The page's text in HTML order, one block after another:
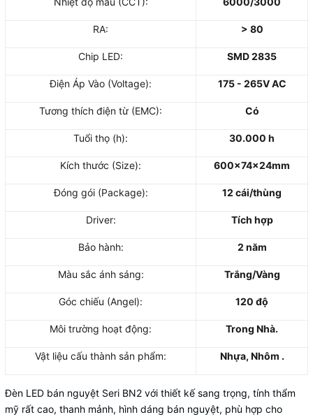
RA: > 80
Chip LED: SMD 2835
Điện Áp Vào (Voltage): 175 - 265V AC
Tương thích điện từ (EMC): Có
Tuổi thọ (h): 30.000 h
Kích thước (Size): 600x74x24mm
Đóng gói (Package): 12 cái/thùng
Driver: Tích hợp
Bảo hành: 2 năm
Màu sắc ánh sáng: Trắng/Vàng
Góc chiếu (Angel): 120 độ
Môi trường hoạt động: Trong Nhà.
Vật liệu cấu thành sản phẩm: Nhựa, Nhôm .
Đèn LED bán nguyệt Seri BN2 với thiết kế sang trọng, tính thẩm
mỹ rất cao, thanh mảnh, hình dáng bán nguyệt, phù hợp cho